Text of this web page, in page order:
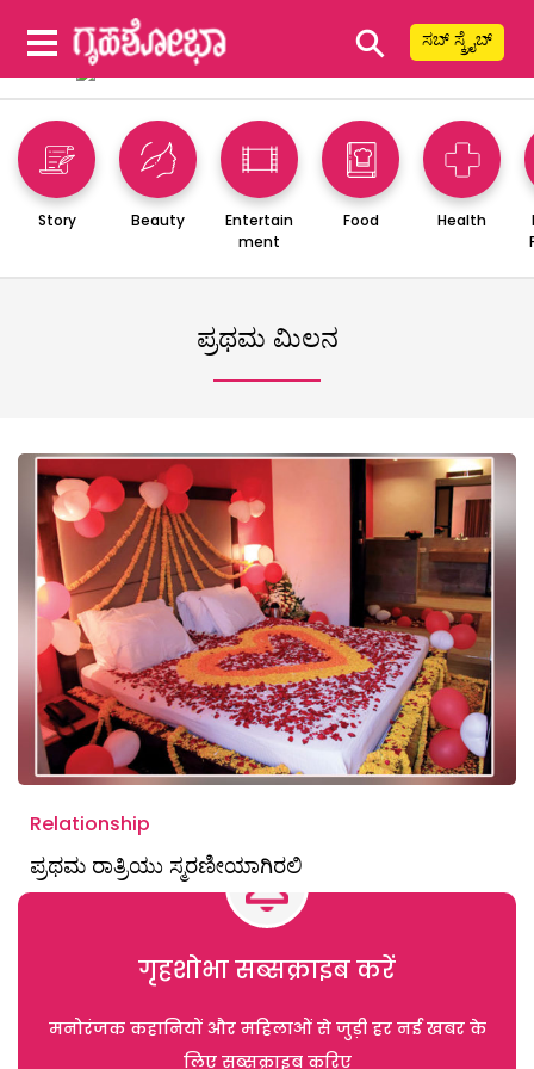
⚲ ಸಬ್ ಸ್ಕ್ರೈಬ್
Story Beauty
Entertain
ment
Food Health
ಪ್ರಥಮ ಮಿಲನ
Relationship
ಪ್ರಥಮ ರಾತ್ರಿಯು ಸ್ಮರಣೀಯಾಗಿರಲಿ
गृहशोभा सब्सक्राइब करें
मनोरंजक कहानियों और महिलाओं से जुड़ी हर नई खबर के
लिए सब्सक्राइब करिए